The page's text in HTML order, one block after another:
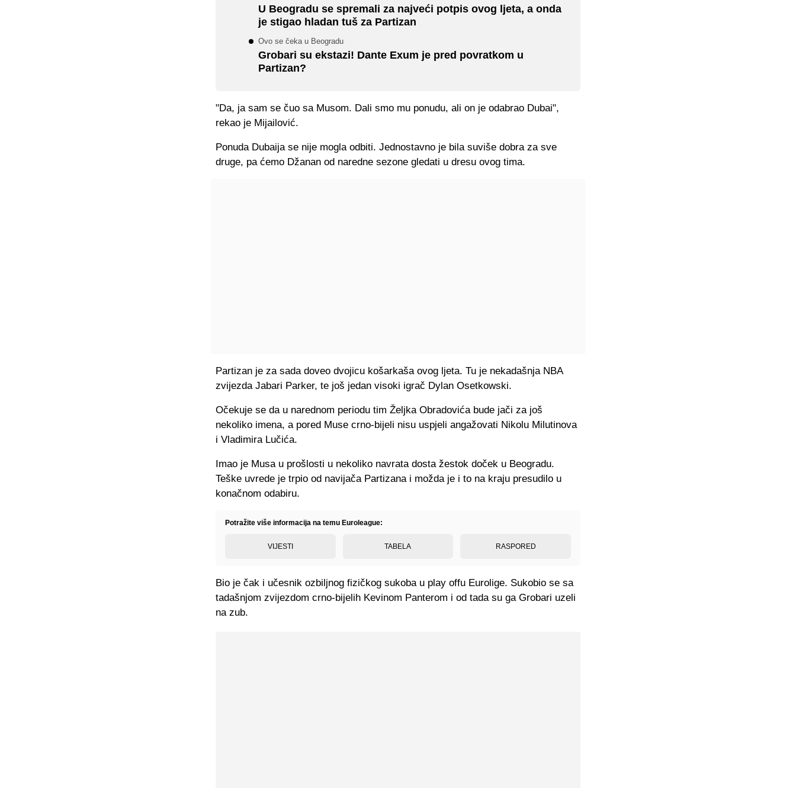
U Beogradu se spremali za najveći potpis ovog ljeta, a onda
je stigao hladan tuš za Partizan
Ovo se čeka u Beogradu
Grobari su ekstazi! Dante Exum je pred povratkom u
Partizan?
"Da, ja sam se čuo sa Musom. Dali smo mu ponudu, ali on je odabrao Dubai",
rekao je Mijailović.
Ponuda Dubaija se nije mogla odbiti. Jednostavno je bila suviše dobra za sve
druge, pa ćemo Džanan od naredne sezone gledati u dresu ovog tima.
Partizan je za sada doveo dvojicu košarkaša ovog ljeta. Tu je nekadašnja NBA
zvijezda Jabari Parker, te još jedan visoki igrač Dylan Osetkowski.
Očekuje se da u narednom periodu tim Željka Obradovića bude jači za još
nekoliko imena, a pored Muse crno-bijeli nisu uspjeli angažovati Nikolu Milutinova
i Vladimira Lučića.
Imao je Musa u prošlosti u nekoliko navrata dosta žestok doček u Beogradu.
Teške uvrede je trpio od navijača Partizana i možda je i to na kraju presudilo u
konačnom odabiru.
Potražite više informacija na temu Euroleague:
VIJESTI TABELA RASPORED
Bio je čak i učesnik ozbiljnog fizičkog sukoba u play offu Eurolige. Sukobio se sa
tadašnjom zvijezdom crno-bijelih Kevinom Panterom i od tada su ga Grobari uzeli
na zub.